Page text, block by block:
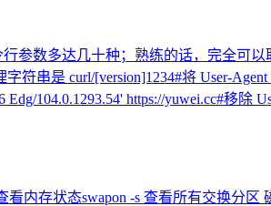
参数多达几十种；熟练的话，完全可以
串是 curl/[version]1234#将 User-
104.0.1293.54' https://yuwei.cc#移除
看内存状态swapon -s 查看所有交换分